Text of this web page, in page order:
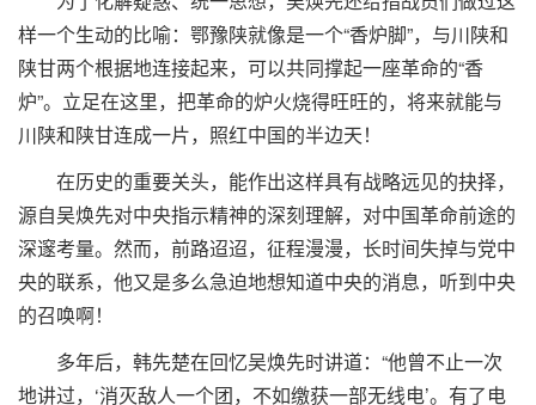
样一个生动的比喻：鄂豫陕就像是一个“香炉脚”，与川陕和
陕甘两个根据地连接起来，可以共同撑起一座革命的“香
炉”。立足在这里，把革命的炉火烧得旺旺的，将来就能与
川陕和陕甘连成一片，照红中国的半边天！
在历史的重要关头，能作出这样具有战略远见的抉择，
源自吴焕先对中央指示精神的深刻理解，对中国革命前途的
深邃考量。然而，前路迢迢，征程漫漫，长时间失掉与党中
央的联系，他又是多么急迫地想知道中央的消息，听到中央
的召唤啊！
多年后，韩先楚在回忆吴焕先时讲道：“他曾不止一次
地讲过，‘消灭敌人一个团，不如缴获一部无线电’。有了电